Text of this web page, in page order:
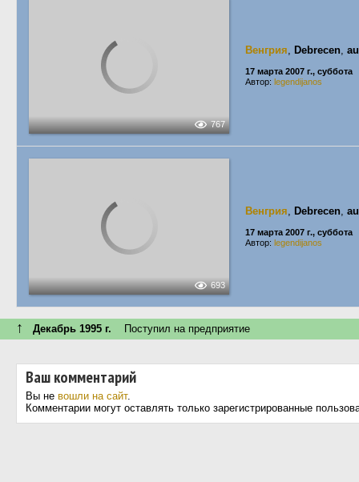
767
Венгрия, Debrecen,
17 марта 2007 г., суббота
Автор: legendijanos
693
Венгрия, Debrecen,
17 марта 2007 г., суббота
Автор: legendijanos
↑ Декабрь 1995 г. Поступил на предприятие
Ваш комментарий
Вы не вошли на сайт.
Комментарии могут оставлять только зарегистрированные